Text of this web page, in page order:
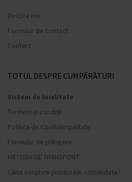
Despre noi
Formular de contact
Contact
TOTUL DESPRE CUMPĂRĂTURI
Sistem de loialitate
Termeni și condiții
Politica de Confidențialitate
Formular de plângere
METODA DE TRANSPORT
Când voi primi produsele comandate?